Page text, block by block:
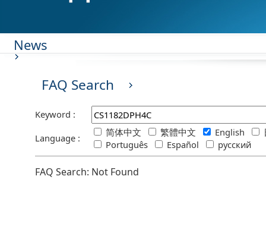
News
FAQ Search
Keyword :
Language :
简体中文 繁體中文 English
Português
Español русский